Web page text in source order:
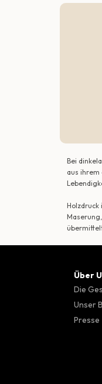
Bei
aus ihrem
Holzdruck
Über
Die
Unser
Presse